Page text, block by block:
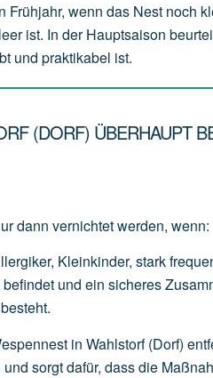
wenn das Nest noch
ist. In der Hauptsaison
und praktikabel ist.
(DORF) ÜBERHAUPT
dann vernichtet werden, wenn:
Kleinkinder, stark
befindet und ein sicheres
besteht.
in Wahlstorf (Dorf)
sorgt dafür, dass die